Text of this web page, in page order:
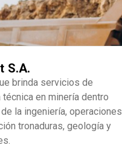
S.A.
brinda servicios de
en minería dentro
la ingeniería, operaciones
tronaduras, geología y